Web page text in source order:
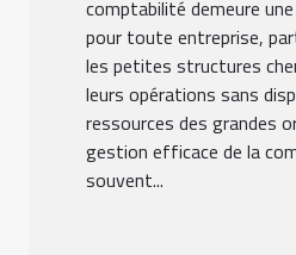
comptabilité demeure
pour toute entreprise,
les petites structures
leurs opérations sans
ressources des grandes
gestion efficace de la
souvent...